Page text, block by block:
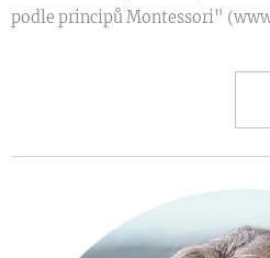
podle principů Montessori"